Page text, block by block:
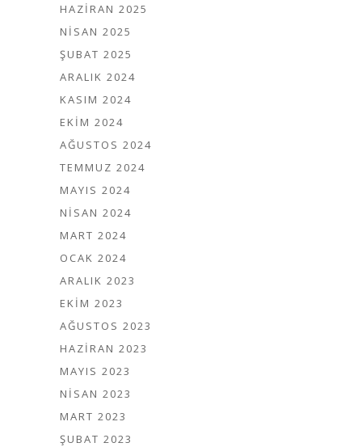
HAZIRAN 2025
NISAN 2025
ŞUBAT 2025
ARALIK 2024
KASIM 2024
EKIM 2024
AĞUSTOS 2024
TEMMUZ 2024
MAYIS 2024
NISAN 2024
MART 2024
OCAK 2024
ARALIK 2023
EKIM 2023
AĞUSTOS 2023
HAZIRAN 2023
MAYIS 2023
NISAN 2023
MART 2023
ŞUBAT 2023